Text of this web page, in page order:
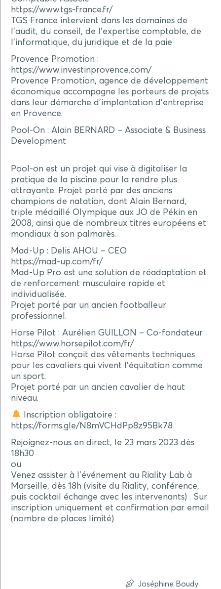
https://www.tgs-france.fr/
TGS France intervient dans les domaines de
l’audit, du conseil, de l’expertise comptable, de
l’informatique, du juridique et de la paie
Provence Promotion :
https://www.investinprovence.com/
Provence Promotion, agence de développement
économique accompagne les porteurs de projets
dans leur démarche d’implantation d’entreprise
en Provence.
Pool-On : Alain BERNARD – Associate & Business
Development
Pool-on est un projet qui vise à digitaliser la
pratique de la piscine pour la rendre plus
attrayante. Projet porté par des anciens
champions de natation, dont Alain Bernard,
triple médaillé Olympique aux JO de Pékin en
2008, ainsi que de nombreux titres européens et
mondiaux à son palmarès.
Mad-Up : Delis AHOU – CEO
https://mad-up.com/fr/
Mad-Up Pro est une solution de réadaptation et
de renforcement musculaire rapide et
individualisée.
Projet porté par un ancien footballeur
professionnel.
Horse Pilot : Aurélien GUILLON – Co-fondateur
https://www.horsepilot.com/fr/
Horse Pilot conçoit des vêtements techniques
pour les cavaliers qui vivent l’équitation comme
un sport.
Projet porté par un ancien cavalier de haut
niveau.
Inscription obligatoire :
https://forms.gle/N8mVCHdPp8z95Bk78
Rejoignez-nous en direct, le 23 mars 2023 dès
18h30
ou
Venez assister à l’événement au Riality Lab à
Marseille, dès 18h (visite du Riality, conférence,
puis cocktail échange avec les intervenants) . Sur
inscription uniquement et confirmation par email
(nombre de places limité)
Joséphine Boudy